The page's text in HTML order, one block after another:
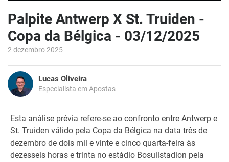
Palpite Antwerp X St. Truiden -
Copa da Bélgica - 03/12/2025
2 dezembro 2025
Lucas Oliveira
Especialista em Apostas
Esta análise prévia refere-se ao confronto entre Antwerp e
St. Truiden válido pela Copa da Bélgica na data três de
dezembro de dois mil e vinte e cinco quarta-feira às
dezesseis horas e trinta no estádio Bosuilstadion pela